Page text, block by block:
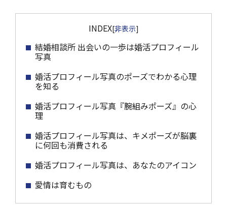
INDEX[非表示]
結婚相談所 出会いの一歩は婚活プロフィール
写真
婚活プロフィール写真のポーズでわかる心理
を知る
婚活プロフィール写真『腕組みポーズ』の心
理
婚活プロフィール写真は、キメポーズが脳裏
に何回も消費される
婚活プロフィール写真は、あなたのアイコン
愛情は育むもの